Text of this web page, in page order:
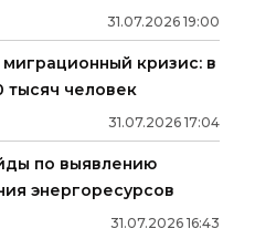
31.07.2026 19:00
кризис: в
тысяч человек
31.07.2026 17:04
по выявлению
энергоресурсов
31.07.2026 16:43